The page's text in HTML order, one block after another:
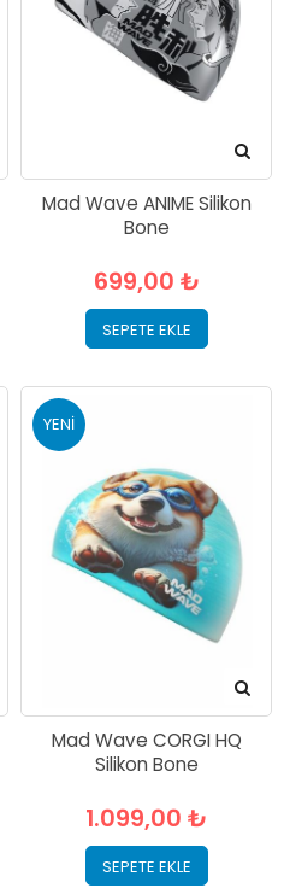
Mad Wave ANIME Silikon
Bone
699,00 ₺
SEPETE EKLE
YENI
Mad Wave CORGI HQ
Silikon Bone
1.099,00 ₺
SEPETE EKLE